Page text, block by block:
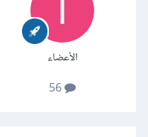
الأعضاء